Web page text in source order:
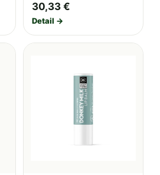
30,33 €
Detail →